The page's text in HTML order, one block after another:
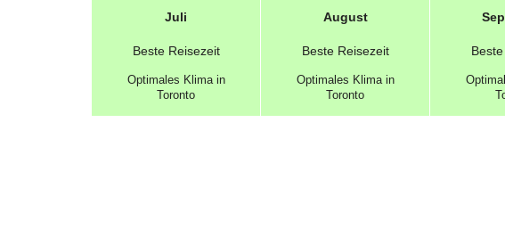
Juli
Beste Reisezeit
Optimales Klima in
Toronto
August
Beste Reisezeit
Optimales Klima in
Toronto
Beste